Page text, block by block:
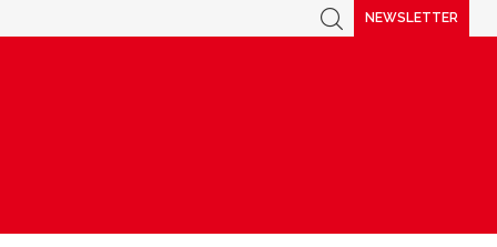
NEWSLETTER